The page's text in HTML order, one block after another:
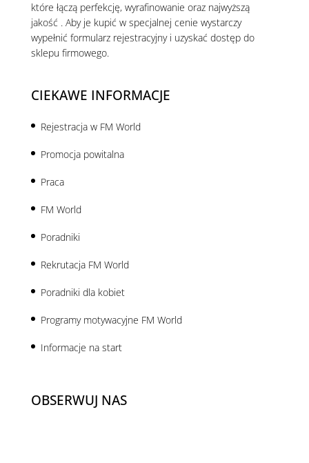
które łączą perfekcję, wyrafinowanie oraz najwyższą
jakość . Aby je kupić w specjalnej cenie wystarczy
wypełnić formularz rejestracyjny i uzyskać dostęp do
sklepu firmowego.
CIEKAWE INFORMACJE
Rejestracja w FM World
Promocja powitalna
Praca
FM World
Poradniki
Rekrutacja FM World
Poradniki dla kobiet
Programy motywacyjne FM World
Informacje na start
OBSERWUJ NAS